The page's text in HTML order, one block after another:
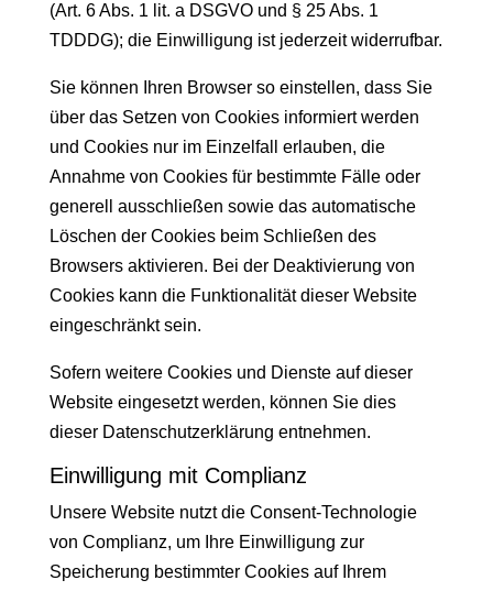
(Art. 6 Abs. 1 lit. a DSGVO und § 25 Abs. 1
TDDDG); die Einwilligung ist jederzeit widerrufbar.
Sie können Ihren Browser so einstellen, dass Sie
über das Setzen von Cookies informiert werden
und Cookies nur im Einzelfall erlauben, die
Annahme von Cookies für bestimmte Fälle oder
generell ausschließen sowie das automatische
Löschen der Cookies beim Schließen des
Browsers aktivieren. Bei der Deaktivierung von
Cookies kann die Funktionalität dieser Website
eingeschränkt sein.
Sofern weitere Cookies und Dienste auf dieser
Website eingesetzt werden, können Sie dies
dieser Datenschutzerklärung entnehmen.
Einwilligung mit Complianz
Unsere Website nutzt die Consent-Technologie
von Complianz, um Ihre Einwilligung zur
Speicherung bestimmter Cookies auf Ihrem